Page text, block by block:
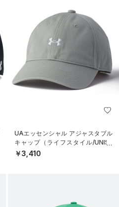
UAエッセンシャル アジャスタブル
キャップ（ライフスタイル/UNISE
X）
￥3,410